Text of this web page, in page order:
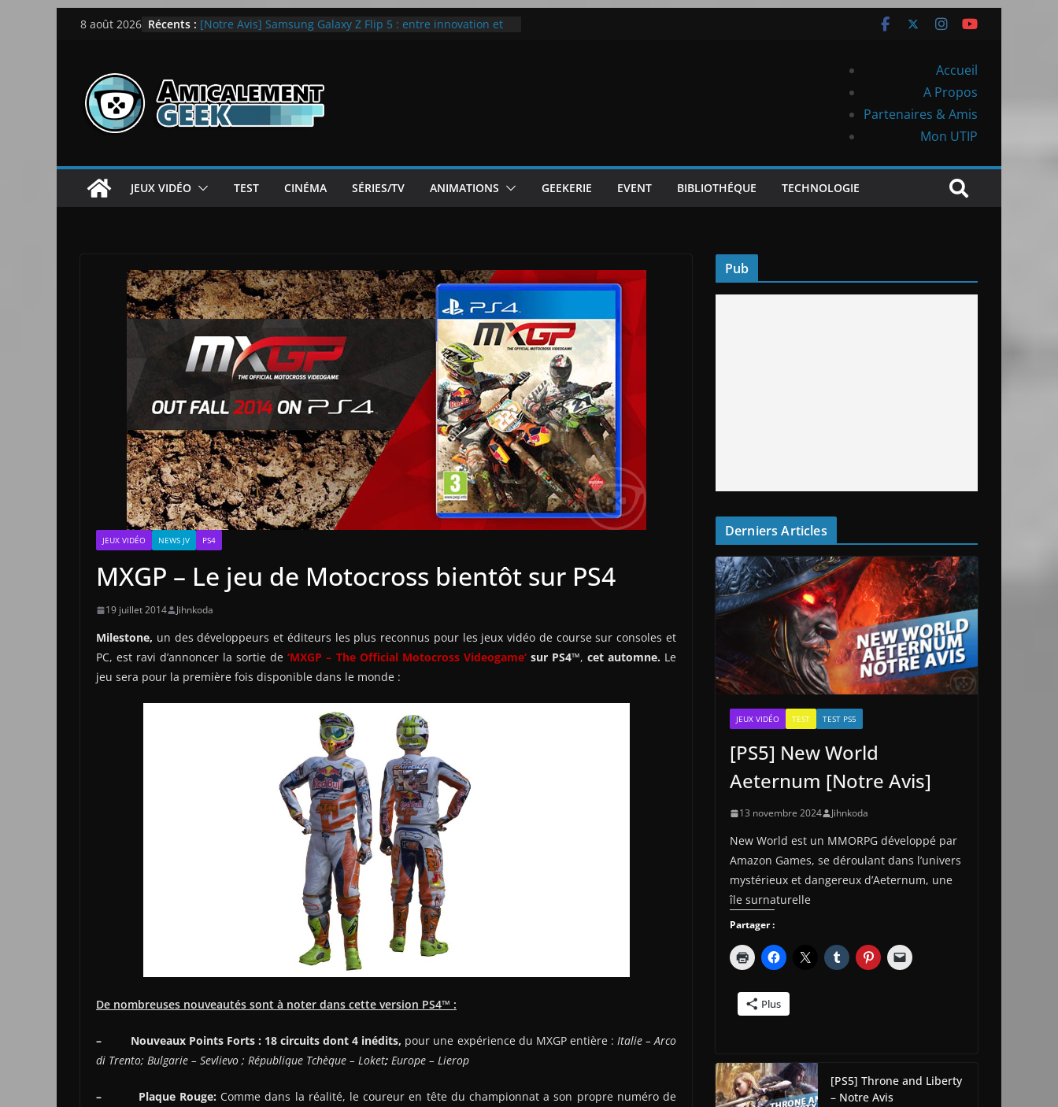
Passer8 août 2026 Récents : [Notre Avis] Samsung Galaxy Z Flip 5 : entre innovation et
[Notre Avis] Spy x Family: Code White
LEGO dévoile la LEGO Technic McLaren P1
Accueil
A Propos
Partenaires & Amis
Mon UTIP
JEUX VIDÉO TEST CINÉMA SÉRIES/TV ANIMATIONS GEEKERIE EVENT BIBLIOTHÉQUE TECHNOLOGIE
JEUX VIDÉO NEWS JV PS4
MXGP – Le jeu de Motocross bientôt sur PS4
19 juillet 2014 Jihnkoda
Milestone, un des développeurs et éditeurs les plus reconnus pour les jeux vidéo de course sur consoles et
PC, est ravi d’annoncer la sortie de‘MXGP– The Official Motocross Videogame‘ sur PS4™, cet automne. Le
jeu sera pour la première fois disponible dans le monde :
De nombreuses nouveautés sont à noter dans cette version PS4™ :
– Nouveaux Points Forts : 18 circuits dont 4 inédits, pour une expérience du MXGP entière : Italie– Arco
di Trento; Bulgarie – Sevlievo ; République Tchèque – Loket; Europe – Lierop
– Plaque Rouge: Comme dans la réalité, le coureur en tête du championnat a son propre numéro de
Pub
Derniers Articles
JEUX VIDÉO TEST TEST PS5
[PS5] New World
Aeternum [Notre Avis]
13 novembre 2024 Jihnkoda
New World est un MMORPG développé par
Amazon Games, se déroulant dans l’univers
mystérieux et dangereux d’Aeternum, une
île surnaturelle
Partager :
Plus
[PS5] Throne and Liberty
– Notre Avis